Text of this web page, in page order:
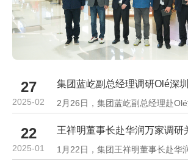
27
2025-02
集团蓝屹副总经理调研Olé深
22
2025-01
王祥明董事长赴华润万家调研